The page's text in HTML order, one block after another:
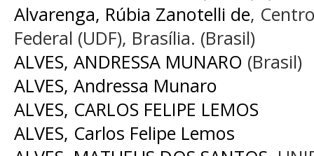
Alvarenga, Rúbia Zanotelli de,
Federal (UDF), Brasília. (Brasil)
ALVES, ANDRESSA MUNARO (Brasil)
ALVES, Andressa Munaro
ALVES, CARLOS FELIPE LEMOS
ALVES, Carlos Felipe Lemos